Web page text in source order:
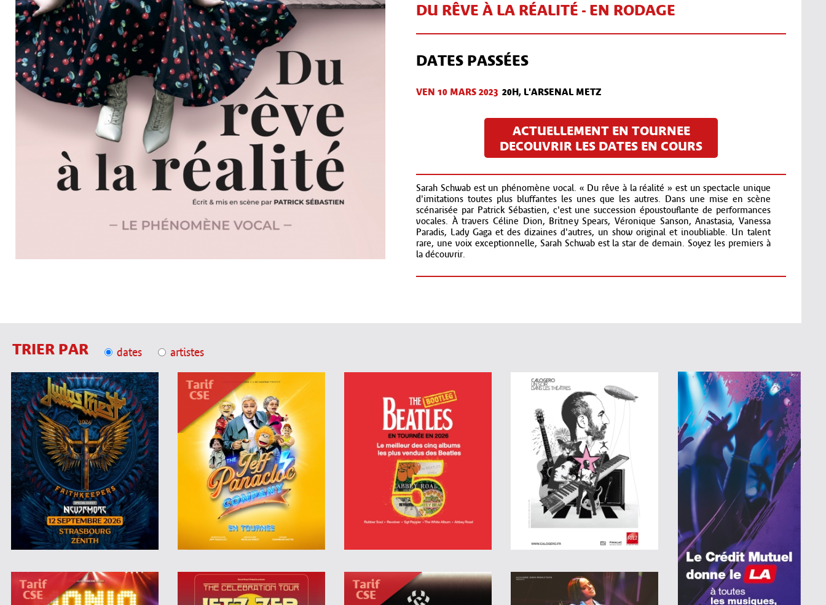
DU RÊVE À LA RÉALITÉ - EN RODAGE
DATES PASSÉES
VEN 10 MARS 2023 20H, L'ARSENAL METZ
ACTUELLEMENT EN TOURNEE
DECOUVRIR LES DATES EN COURS
Sarah Schwab est un phénomène vocal. « Du rêve à la réalité » est un spectacle unique
d'imitations toutes plus bluffantes les unes que les autres. Dans une mise en scène
scénarisée par Patrick Sébastien, c'est une succession époustouflante de performances
vocales. À travers Céline Dion, Britney Spears, Véronique Sanson, Anastasia, Vanessa
Paradis, Lady Gaga et des dizaines d'autres, un show original et inoubliable. Un talent
rare, une voix exceptionnelle, Sarah Schwab est la star de demain. Soyez les premiers à
la découvrir.
TRIER PAR dates artistes